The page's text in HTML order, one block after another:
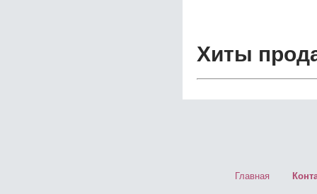
Хиты
Главная